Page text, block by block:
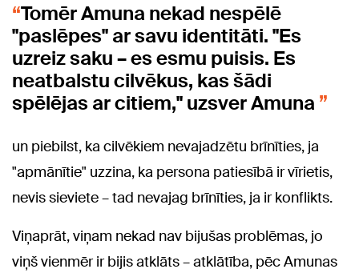
Tomēr Amuna nekad nespēlē
"paslēpes" ar savu identitāti. "Es
uzreiz saku – es esmu puisis. Es
neatbalstu cilvēkus, kas šādi
spēlējas ar citiem," uzsver Amuna
un piebilst, ka cilvēkiem nevajadzētu brīnīties, ja
"apmānītie" uzzina, ka persona patiesībā ir vīrietis,
nevis sieviete – tad nevajag brīnīties, ja ir konflikts.
Viņaprāt, viņam nekad nav bijušas problēmas, jo
viņš vienmēr ir bijis atklāts – atklātība, pēc Amunas